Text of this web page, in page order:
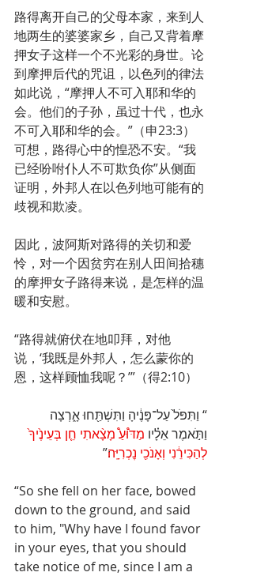
路得离开自己的父母本家，来到人
地两生的婆婆家乡，自己又背着摩
押女子这样一个不光彩的身世。论
到摩押后代的咒诅，以色列的律法
如此说，“摩押人不可入耶和华的
会。他们的子孙，虽过十代，也永
不可入耶和华的会。”（申23:3）
可想，路得心中的惶恐不安。“我
已经吩咐仆人不可欺负你”从侧面
证明，外邦人在以色列地可能有的
歧视和欺凌。
因此，波阿斯对路得的关切和爱
怜，对一个因贫穷在别人田间拾穗
的摩押女子路得来说，是怎样的温
暖和安慰。
“路得就俯伏在地叩拜，对他
说，‘我既是外邦人，怎么蒙你的
恩，这样顾恤我呢？’”（得2:10）
“ וַתִּפֹּל֙ עַל־פָּנֶ֔יהָ וַתִּשְׁתַּ֖חוּ אָ֑רְצָה
וַתֹּ֣אמֶר אֵלָ֗יו מַדּ֩וּעַ֩ מָצָ֨אתִי חֵ֤ן בְּעֵינֶ֙יךָ֙
לְהַכִּירֵ֔נִי וְאָנֹכִ֖י נׇכְרִיָּֽה׃”
“So she fell on her face, bowed
down to the ground, and said
to him, "Why have I found favor
in your eyes, that you should
take notice of me, since I am a